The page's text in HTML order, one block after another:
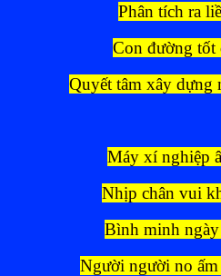
Phân tích ra
Con đường tốt
Quyết tâm xây dựng
Máy xí nghiệp
Nhịp chân vui
Bình minh
Người người no ấm